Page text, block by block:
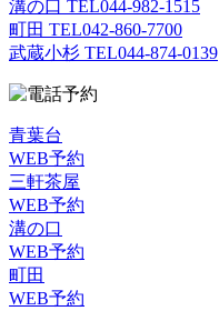
溝の口 TEL044-982-1515
町田 TEL042-860-7700
武蔵小杉 TEL044-874-0139
青葉台
WEB予約
三軒茶屋
WEB予約
溝の口
WEB予約
町田
WEB予約